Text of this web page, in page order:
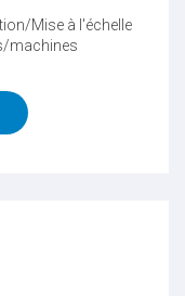
Mise à l'échelle
machines